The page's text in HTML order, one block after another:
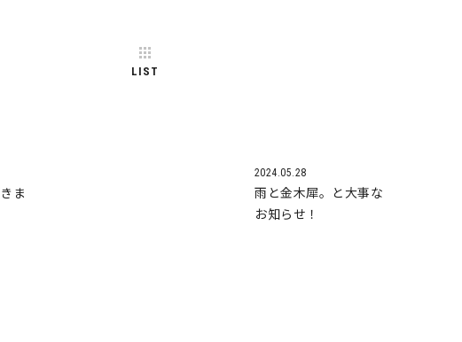
ま
LIST
2024.05.28
雨と金木犀。と大事な
お知らせ！